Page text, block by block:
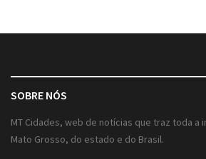
SOBRE NÓS
MT Cidades, web de notícias que traz toda a
Mato Grosso, do estado e do Brasil.